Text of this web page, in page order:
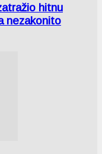
hitnu
nezakonito